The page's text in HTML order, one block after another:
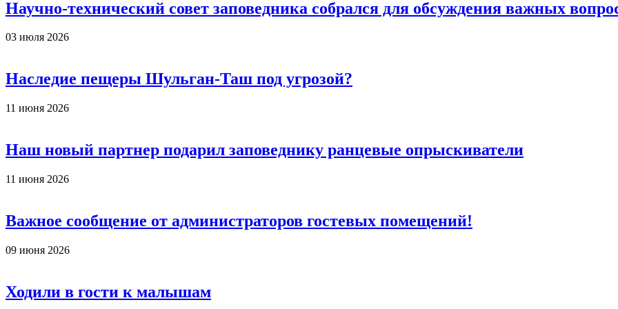
Научно-технический совет заповедника собрался для обсуждения важных
03 июля 2026
Наследие пещеры Шульган-Таш под угрозой?
11 июня 2026
Наш новый партнер подарил заповеднику ранцевые опрыскиватели
11 июня 2026
Важное сообщение от администраторов гостевых помещений!
09 июня 2026
Ходили в гости к малышам